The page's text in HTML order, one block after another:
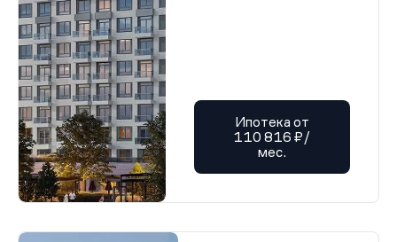
Ипотека от
110 816 ₽/
мес.